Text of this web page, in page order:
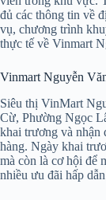
đủ các thông tin về
vụ, chương trình
thực tế về Vinmart
Vinmart Nguyễn
Siêu thị VinMart
Cừ, Phường Ngọc
khai trương và nhận
hàng. Ngày khai
mà còn là cơ hội để
nhiều ưu đãi hấp